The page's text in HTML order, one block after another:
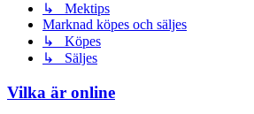
↳ Mektips
Marknad köpes och säljes
↳ Köpes
↳ Säljes
Vilka är online